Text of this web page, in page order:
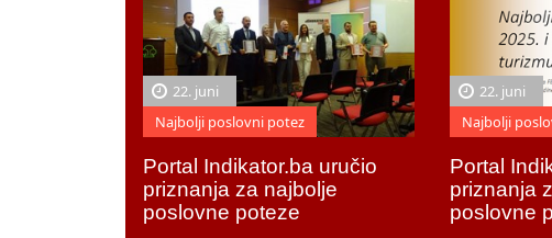
22. juni
Najbolji poslovni potez
Portal Indikator.ba uručio
priznanja za najbolje
poslovne poteze
22. juni
Najbolji
Portal
priznanja
poslovne